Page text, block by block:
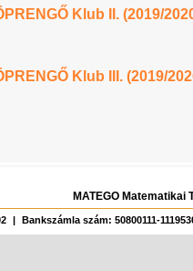
Klub II. (2019/
Klub III. (2019/
MATEGO Matematikai
| Bankszámla szám: 50800111-